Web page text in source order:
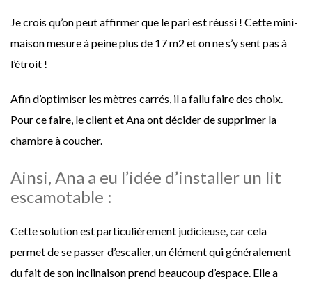
Je crois qu’on peut affirmer que le pari est réussi ! Cette mini-
maison mesure à peine plus de 17 m2 et on ne s’y sent pas à
l’étroit !
Afin d’optimiser les mètres carrés, il a fallu faire des choix.
Pour ce faire, le client et Ana ont décider de supprimer la
chambre à coucher.
Ainsi, Ana a eu l’idée d’installer un lit
escamotable :
Cette solution est particulièrement judicieuse, car cela
permet de se passer d’escalier, un élément qui généralement
du fait de son inclinaison prend beaucoup d’espace. Elle a